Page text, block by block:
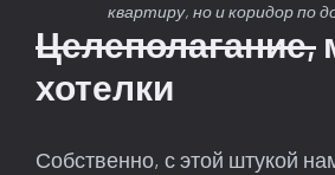
квартиру, но и коридор по
Целеполагание,
хотелки
Собственно, с этой штукой